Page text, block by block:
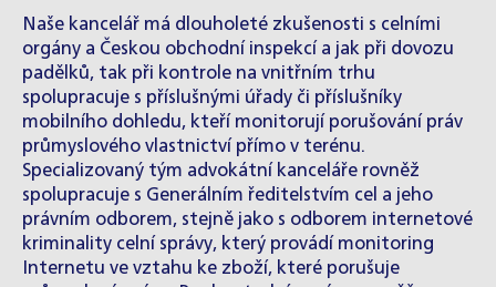
Naše kancelář má dlouholeté zkušenosti s celními
orgány a Českou obchodní inspekcí a jak při dovozu
padělků, tak při kontrole na vnitřním trhu
spolupracuje s příslušnými úřady či příslušníky
mobilního dohledu, kteří monitorují porušování práv
průmyslového vlastnictví přímo v terénu.
Specializovaný tým advokátní kanceláře rovněž
spolupracuje s Generálním ředitelstvím cel a jeho
právním odborem, stejně jako s odborem internetové
kriminality celní správy, který provádí monitoring
Internetu ve vztahu ke zboží, které porušuje